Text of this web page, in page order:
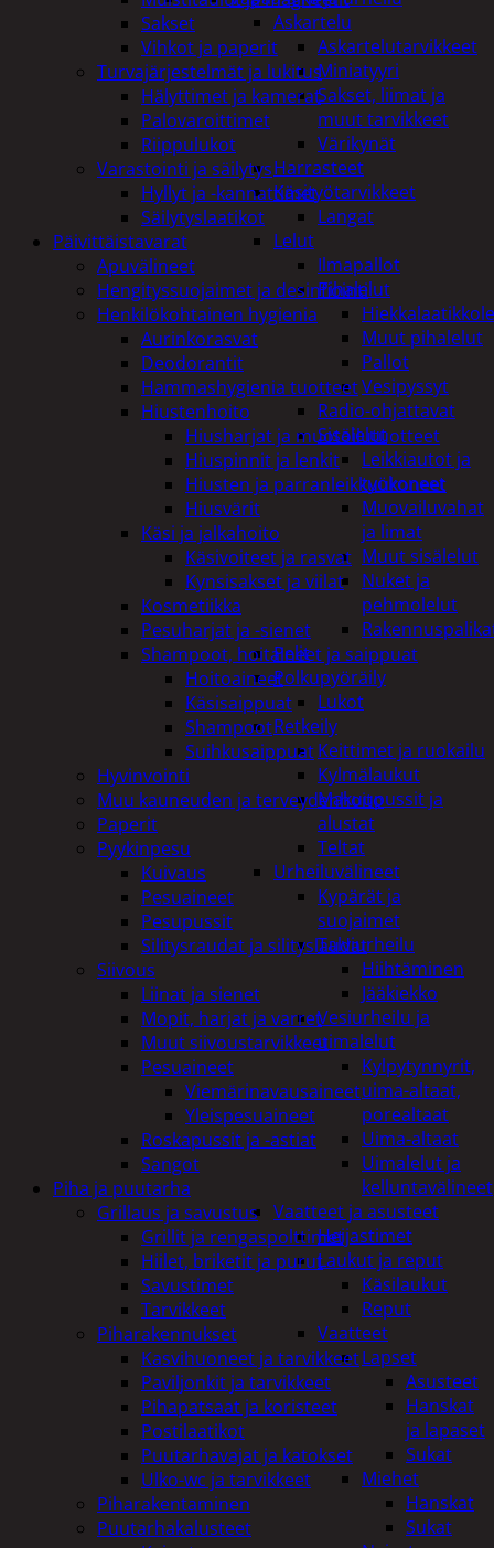
Askartelu
Askartelutarvikkeet
Miniatyyri
Sakset, liimat ja
muut tarvikkeet
Värikynät
Harrasteet
Käsityötarvikkeet
Langat
Lelut
Ilmapallot
Pihalelut
Muut pihalelut
Pallot
Vesipyssyt
Radio-ohjattavat
Sisälelut
Leikkiautot ja
työkoneet
Muovailuvahat
ja limat
Muut sisälelut
Nuket ja
pehmolelut
Pelit
Polkupyöräily
Lukot
Retkeily
Keittimet ja ruokailu
Kylmälaukut
Makuupussit ja
alustat
Teltat
Urheiluvälineet
Kypärät ja
suojaimet
Talviurheilu
Hiihtäminen
Jääkiekko
Vesiurheilu ja
uimalelut
Kylpytynnyrit,
uima-altaat,
porealtaat
Uima-altaat
Uimalelut ja
kelluntavälineet
Vaatteet ja asusteet
Heijastimet
Laukut ja reput
Käsilaukut
Reput
Vaatteet
Lapset
Asusteet
Hanskat
ja lapaset
Sukat
Miehet
Hanskat
Sukat
Sakset
Vihkot ja paperit
Turvajärjestelmät ja lukitus
Hälyttimet ja kamerat
Palovaroittimet
Riippulukot
Varastointi ja säilytys
Hyllyt ja -kannattimet
Säilytyslaatikot
Päivittäistavarat
Apuvälineet
Hengityssuojaimet ja desinfiointi
Henkilökohtainen hygienia
Aurinkorasvat
Deodorantit
Hammashygienia tuotteet
Hiustenhoito
Hiusharjat ja muotoilutuotteet
Hiuspinnit ja lenkit
Hiusten ja parranleikkuukoneet
Hiusvärit
Käsi ja jalkahoito
Käsivoiteet ja rasvat
Kynsisakset ja viilat
Kosmetiikka
Pesuharjat ja -sienet
Shampoot, hoitaineet ja saippuat
Hoitoaineet
Käsisaippuat
Shampoot
Suihkusaippuat
Hyvinvointi
Muu kauneuden ja terveydenhoito
Paperit
Pyykinpesu
Kuivaus
Pesuaineet
Pesupussit
Silitysraudat ja silityslaudat
Siivous
Liinat ja sienet
Mopit, harjat ja varret
Muut siivoustarvikkeet
Pesuaineet
Viemärinavausaineet
Yleispesuaineet
Roskapussit ja -astiat
Sangot
Piha ja puutarha
Grillaus ja savustus
Grillit ja rengaspolttimet
Hiilet, briketit ja purut
Savustimet
Tarvikkeet
Piharakennukset
Kasvihuoneet ja tarvikkeet
Paviljonkit ja tarvikkeet
Pihapatsaat ja koristeet
Postilaatikot
Puutarhavajat ja katokset
Ulko-wc ja tarvikkeet
Piharakentaminen
Puutarhakalusteet